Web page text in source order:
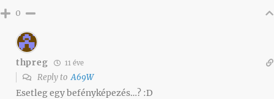
0
thpreg 11 éve
Reply toA69W
Esetleg egy befényképezés…? :D